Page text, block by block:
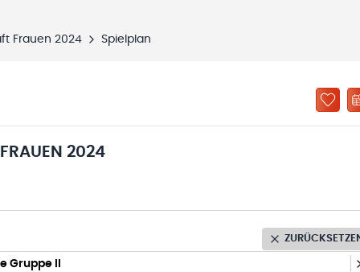
Frauen 2024 Spielplan
2024
Gruppe II